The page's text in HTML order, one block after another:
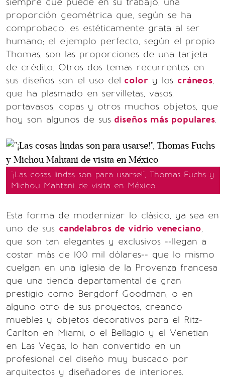
proporción geométrica que, según se ha
comprobado, es estéticamente grata al ser
humano; el ejemplo perfecto, según el propio
Thomas, son las proporciones de una tarjeta
de crédito. Otros dos temas recurrentes en
sus diseños son el uso del color y los cráneos,
que ha plasmado en servilletas, vasos,
portavasos, copas y otros muchos objetos, que
hoy son algunos de sus diseños más populares.
"¡Las cosas lindas son para usarse!", Thomas Fuchs y
Michou Mahtani de visita en México
Esta forma de modernizar lo clásico, ya sea en
uno de sus candelabros de vidrio veneciano,
que son tan elegantes y exclusivos --llegan a
costar más de 100 mil dólares-- que lo mismo
cuelgan en una iglesia de la Provenza francesa
que una tienda departamental de gran
prestigio como Bergdorf Goodman, o en
alguno otro de sus proyectos, creando
muebles y objetos decorativos para el Ritz-
Carlton en Miami, o el Bellagio y el Venetian
en Las Vegas, lo han convertido en un
profesional del diseño muy buscado por
arquitectos y diseñadores de interiores.